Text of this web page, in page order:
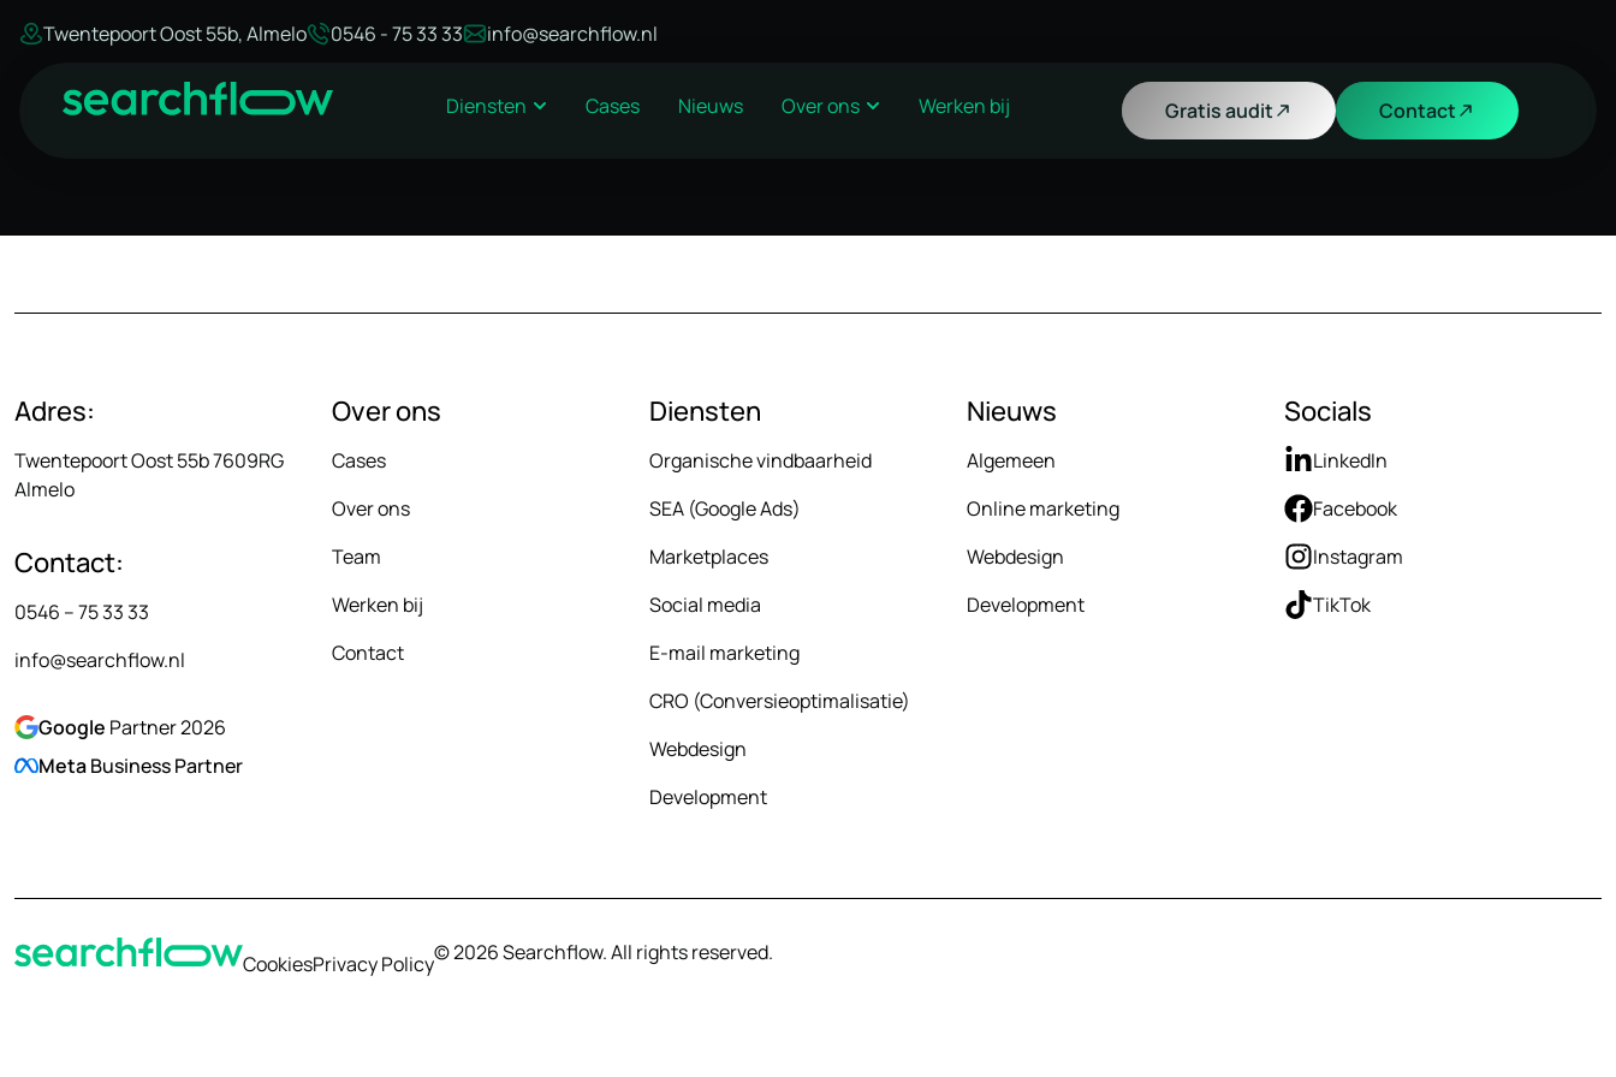
Twentepoort Oost 55b, Almelo 0546 - 75 33 33 info@searchflow.nl
Diensten Cases Nieuws Over ons Werken bij Gratis audit Contact
Adres:
Twentepoort Oost 55b 7609RG
Almelo
Contact:
0546 – 75 33 33
info@searchflow.nl
Google Partner 2026
MetaBusiness Partner
Over ons
Cases
Over ons
Team
Werken bij
Contact
Diensten
Organische vindbaarheid
SEA (Google Ads)
Marketplaces
Social media
E-mail marketing
CRO (Conversieoptimalisatie)
Webdesign
Development
Nieuws
Algemeen
Online marketing
Webdesign
Development
Socials
LinkedIn
Facebook
Instagram
TikTok
CookiesPrivacy Policy© 2026 Searchflow. All rights reserved.